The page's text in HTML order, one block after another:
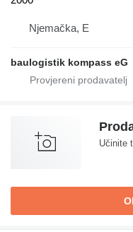
Njemačka, E
baulogistik kompass eG
Učinite